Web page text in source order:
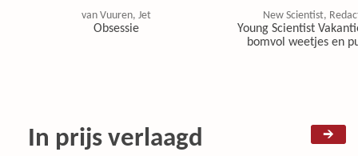
van Vuuren, Jet
Obsessie
New Scientist,
Young Scientist
bomvol weetjes en
In prijs verlaagd